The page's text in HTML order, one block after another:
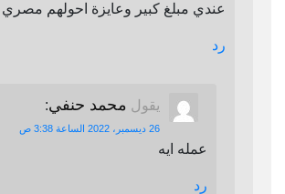
عندي مبلغ كبير وعايزة احولهم مصري
رد
يقول محمد حنفي:
26 ديسمبر، 2022 الساعة 3:38 ص
عمله ايه
رد